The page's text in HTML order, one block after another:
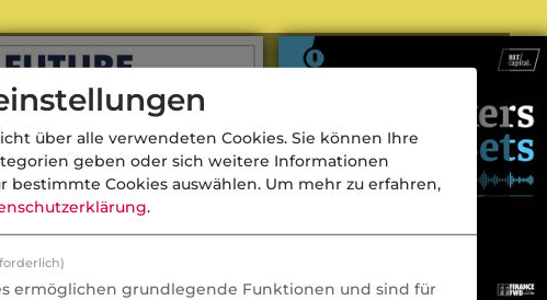
über alle verwendeten Cookies. Sie können Ihre
geben oder sich weitere Informationen
bestimmte Cookies auswählen. Um mehr zu erfahren,
.
ermöglichen grundlegende Funktionen und sind für